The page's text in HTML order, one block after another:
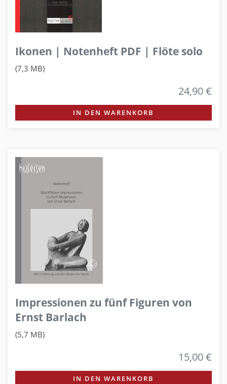
Ikonen | Notenheft PDF | Flöte solo
(7,3 MB)
24,90 €
IN DEN WARENKORB
Impressionen zu fünf Figuren von
Ernst Barlach
(5,7 MB)
15,00 €
IN DEN WARENKORB